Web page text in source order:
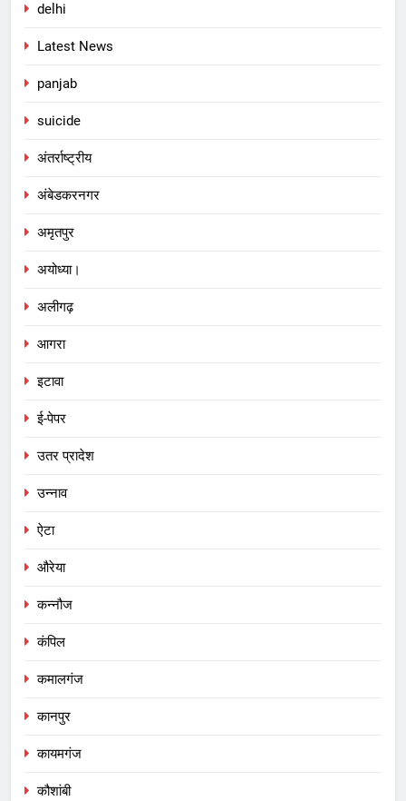
delhi
Latest News
panjab
suicide
अंतर्राष्ट्रीय
अंबेडकरनगर
अमृतपुर
अयोध्या।
अलीगढ़
आगरा
इटावा
ई-पेपर
उतर प्रादेश
उन्नाव
ऐटा
औरेया
कन्नौज
कंपिल
कमालगंज
कानपुर
कायमगंज
कौशांबी